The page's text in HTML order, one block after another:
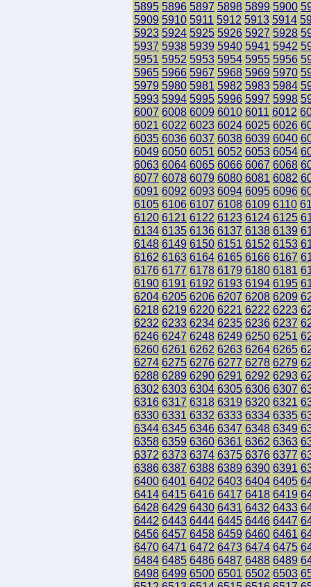
5895 5896 5897 5898 5899 5900
5909 5910 5911 5912 5913 5914
5923 5924 5925 5926 5927 5928
5937 5938 5939 5940 5941 5942
5951 5952 5953 5954 5955 5956
5965 5966 5967 5968 5969 5970
5979 5980 5981 5982 5983 5984
5993 5994 5995 5996 5997 5998
6007 6008 6009 6010 6011 6012
6021 6022 6023 6024 6025 6026
6035 6036 6037 6038 6039 6040
6049 6050 6051 6052 6053 6054
6063 6064 6065 6066 6067 6068
6077 6078 6079 6080 6081 6082
6091 6092 6093 6094 6095 6096
6105 6106 6107 6108 6109 6110
6120 6121 6122 6123 6124 6125
6134 6135 6136 6137 6138 6139
6148 6149 6150 6151 6152 6153
6162 6163 6164 6165 6166 6167
6176 6177 6178 6179 6180 6181
6190 6191 6192 6193 6194 6195
6204 6205 6206 6207 6208 6209
6218 6219 6220 6221 6222 6223
6232 6233 6234 6235 6236 6237
6246 6247 6248 6249 6250 6251
6260 6261 6262 6263 6264 6265
6274 6275 6276 6277 6278 6279
6288 6289 6290 6291 6292 6293
6302 6303 6304 6305 6306 6307
6316 6317 6318 6319 6320 6321
6330 6331 6332 6333 6334 6335
6344 6345 6346 6347 6348 6349
6358 6359 6360 6361 6362 6363
6372 6373 6374 6375 6376 6377
6386 6387 6388 6389 6390 6391
6400 6401 6402 6403 6404 6405
6414 6415 6416 6417 6418 6419
6428 6429 6430 6431 6432 6433
6442 6443 6444 6445 6446 6447
6456 6457 6458 6459 6460 6461
6470 6471 6472 6473 6474 6475
6484 6485 6486 6487 6488 6489
6498 6499 6500 6501 6502 6503